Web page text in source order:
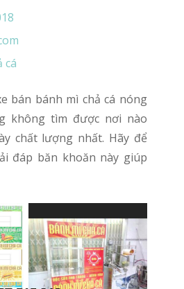
cá
không tìm được nơi nào
chất lượng nhất. Hãy để
đáp băn khoăn này giúp